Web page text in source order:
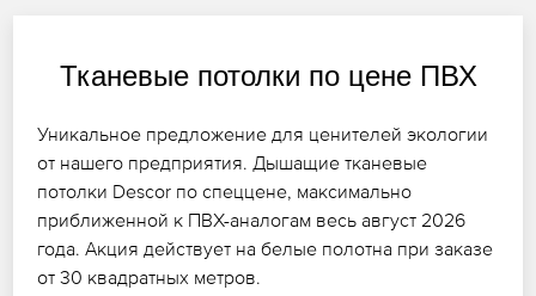
Тканевые потолки по цене ПВХ
Уникальное предложение для ценителей экологии
от нашего предприятия. Дышащие тканевые
потолки Descor по спеццене, максимально
приближенной к ПВХ-аналогам весь август 2026
года. Акция действует на белые полотна при заказе
от 30 квадратных метров.